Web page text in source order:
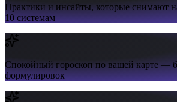
Практики и инсайты,которые снимают
10 системам
Спокойный гороскоппо вашей карте —
формулировок